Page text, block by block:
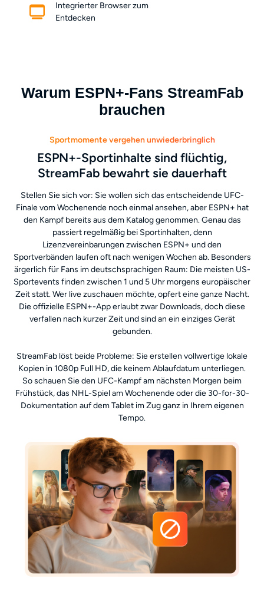
Integrierter Browser zum
Entdecken
Warum ESPN+-Fans StreamFab
brauchen
Sportmomente vergehen unwiederbringlich
ESPN+-Sportinhalte sind flüchtig,
StreamFab bewahrt sie dauerhaft
Stellen Sie sich vor: Sie wollen sich das entscheidende UFC-
Finale vom Wochenende noch einmal ansehen, aber ESPN+ hat
den Kampf bereits aus dem Katalog genommen. Genau das
passiert regelmäßig bei Sportinhalten, denn
Lizenzvereinbarungen zwischen ESPN+ und den
Sportverbänden laufen oft nach wenigen Wochen ab. Besonders
ärgerlich für Fans im deutschsprachigen Raum: Die meisten US-
Sportevents finden zwischen 1 und 5 Uhr morgens europäischer
Zeit statt. Wer live zuschauen möchte, opfert eine ganze Nacht.
Die offizielle ESPN+-App erlaubt zwar Downloads, doch diese
verfallen nach kurzer Zeit und sind an ein einziges Gerät
gebunden.
StreamFab löst beide Probleme: Sie erstellen vollwertige lokale
Kopien in 1080p Full HD, die keinem Ablaufdatum unterliegen.
So schauen Sie den UFC-Kampf am nächsten Morgen beim
Frühstück, das NHL-Spiel am Wochenende oder die 30-for-30-
Dokumentation auf dem Tablet im Zug ganz in Ihrem eigenen
Tempo.